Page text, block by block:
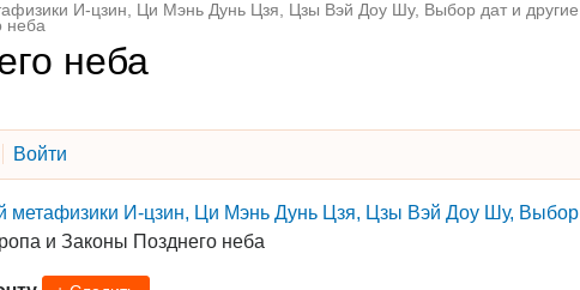
И-цзин, Ци Мэнь Дунь Цзя, Цзы Вэй Доу Шу, Выбор дат и другие
неба
неба
Войти
метафизики И-цзин, Ци Мэнь Дунь Цзя, Цзы Вэй Доу Шу, Выбор
и Законы Позднего неба